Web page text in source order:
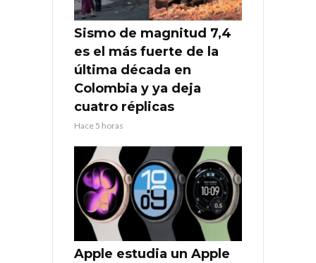
Sismo de magnitud 7,4
es el más fuerte de la
última década en
Colombia y ya deja
cuatro réplicas
Hace 5 horas
Apple estudia un Apple